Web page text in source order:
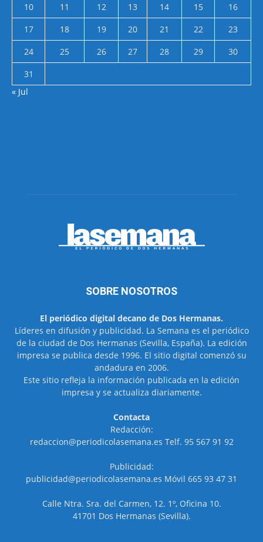
10
11 12 13 14 15
16
17
18 19 20 21 22
23
24
25 26 27 28 29
30
31
« Jul
SOBRE NOSOTROS
El periódico digital decano de Dos Hermanas.
Líderes en difusión y publicidad. La Semana es el periódico
de la ciudad de Dos Hermanas (Sevilla, España). La edición
impresa se publica desde 1996. El sitio digital comenzó su
andadura en 2006.
Este sitio refleja la información publicada en la edición
impresa y se actualiza diariamente.
Contacta
Redacción:
redaccion@periodicolasemana.es Telf. 95 567 91 92
Publicidad:
publicidad@periodicolasemana.es Móvil 665 93 47 31
Calle Ntra. Sra. del Carmen, 12. 1º, Oficina 10.
41701 Dos Hermanas (Sevilla).